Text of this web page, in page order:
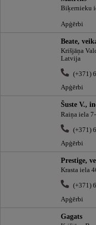
Biķernieku
Apģērbi
Beate,
Krišjāņa
Latvija
(+371)
Apģērbi
Šuste V.,
Raiņa iela
(+371)
Apģērbi
Prestige,
Krasta iela
(+371)
Apģērbi
Gagats